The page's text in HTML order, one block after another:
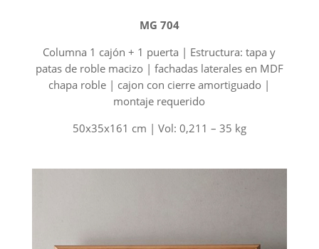
MG 704
Columna 1 cajón + 1 puerta | Estructura: tapa y
patas de roble macizo | fachadas laterales en MDF
chapa roble | cajon con cierre amortiguado |
montaje requerido
50x35x161 cm | Vol: 0,211 – 35 kg